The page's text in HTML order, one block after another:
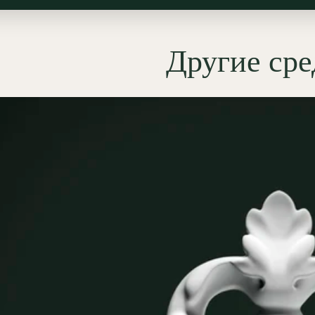
мерный ритм филенок. ВДругие